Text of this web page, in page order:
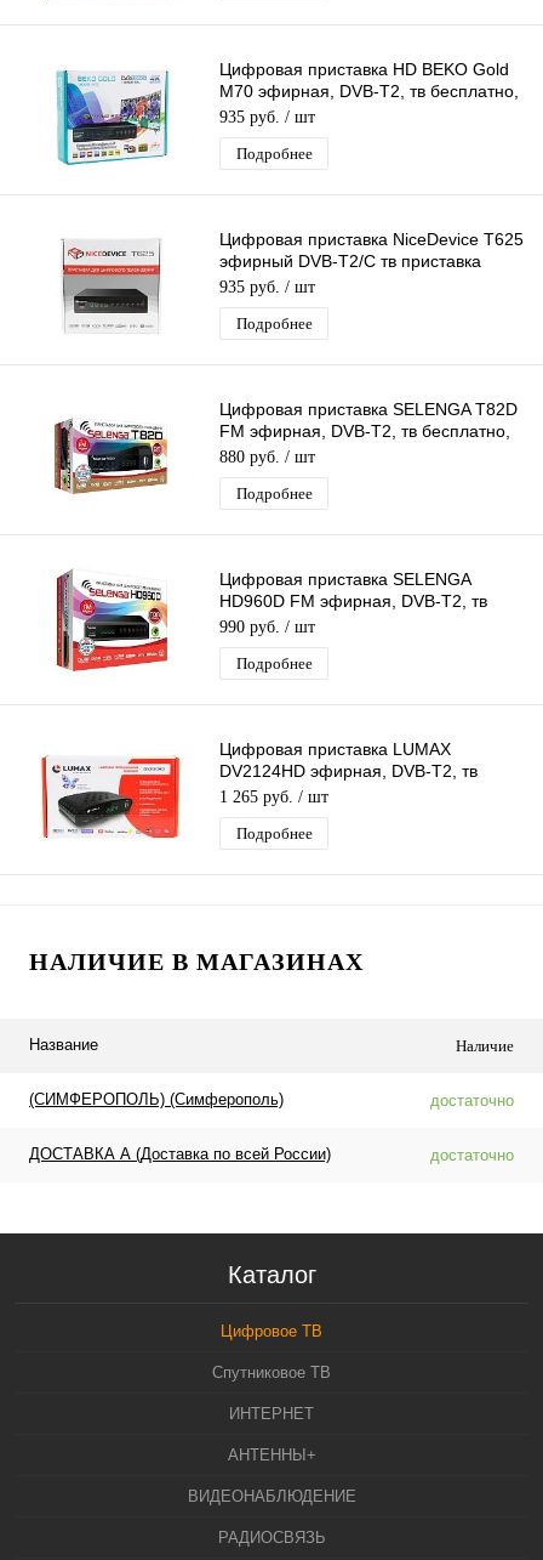
Цифровая приставка HD BEKO Gold
M70 эфирная, DVB-T2, тв бесплатно,
тюнер, ресивер, приемник
935 руб. / шт
Подробнее
Цифровая приставка NiceDevice T625
эфирный DVB-T2/C тв приставка
бесплатное тв тюнер медиаплеер
935 руб. / шт
Подробнее
Цифровая приставка SELENGA T82D
FM эфирная, DVB-T2, тв бесплатно,
тюнер, ресивер, приемник
880 руб. / шт
Подробнее
Цифровая приставка SELENGA
HD960D FM эфирная, DVB-T2, тв
бесплатно, тюнер, ресивер, приемник
990 руб. / шт
Подробнее
Цифровая приставка LUMAX
DV2124HD эфирная, DVB-T2, тв
бесплатно, тюнер, ресивер,
приемник. тв
1 265 руб. / шт
Подробнее
НАЛИЧИЕ В МАГАЗИНАХ
Название Наличие
(СИМФЕРОПОЛЬ) (Симферополь) достаточно
ДОСТАВКА А (Доставка по всей России) достаточно
Каталог
Цифровое ТВ
Спутниковое ТВ
ИНТЕРНЕТ
АНТЕННЫ+
ВИДЕОНАБЛЮДЕНИЕ
РАДИОСВЯЗЬ